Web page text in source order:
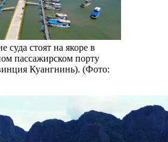
суда стоят на якоре в
пассажирском порту
Куангнинь). (Фото: